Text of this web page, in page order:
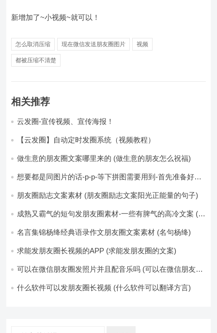
新增加了~小视频~就可以！
怎么取消压缩 现在微信发送朋友圈图片 视频
都被压缩不清楚
相关推荐
云发圈-宣传视频、宣传海报！
【云发圈】自动定时发圈系统（视频教程）
做生意的朋友圈文案哪里来的 (做生意的朋友怎么祝福)
想要都是同图片的话-p-p-等下拼图需要用到-首先准备好最
片-如果想要图片都不同得话-1-p-可以准备好45张的不同图
朋友圈励志文案素材 (朋友圈励志文案阳光正能量的句子)
成熟又霸气的短句发朋友圈素材-一些有脾气的高冷文案 (成
名言集锦杨绛经典语录作文朋友圈文案素材 (名句杨绛)
求能发朋友圈长视频的APP (求能发朋友圈的文案)
可以在微信朋友圈发照片并且配音乐吗 (可以在微信朋友圈
什么软件可以发朋友圈长视频 (什么软件可以翻译方言)